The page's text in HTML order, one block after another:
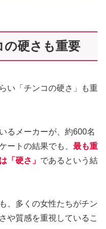
硬さも重要
い「チンコの硬さ」も重
るメーカーが、約600名
ートの結果でも、 最も重
「硬さ」 であるという結
、多くの女性たちがチン
や質感を重視しているこ